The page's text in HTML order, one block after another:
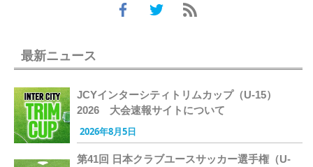
最新ニュース
JCYインターシティトリムカップ（U-15）
2026 大会速報サイトについて
2026年8月5日
第41回 日本クラブユースサッカー選手権（U-